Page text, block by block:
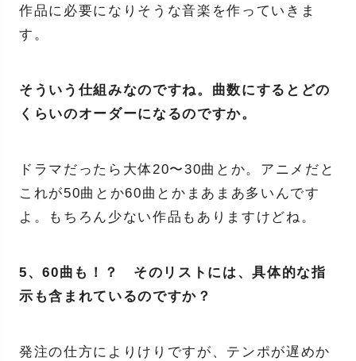
作品に必要になりそうな音楽を作っていきま
す。
そういう仕組みなのですね。曲数にするとどの
くらいのオーダーになるのですか。
ドラマだったら大体20〜30曲とか。アニメだと
これが50曲とか60曲とかまあまあ多いんです
よ。もちろん少ない作品もありますけどね。
5、60曲も！？ そのリストには、具体的な指
示も含まれているのですか？
発注の仕方によりけりですが、テンポが遅めか